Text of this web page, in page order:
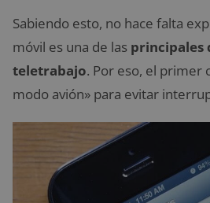
Sabiendo esto, no hace falta
móvil es una de las principales
teletrabajo. Por eso, el primer
modo avión» para evitar